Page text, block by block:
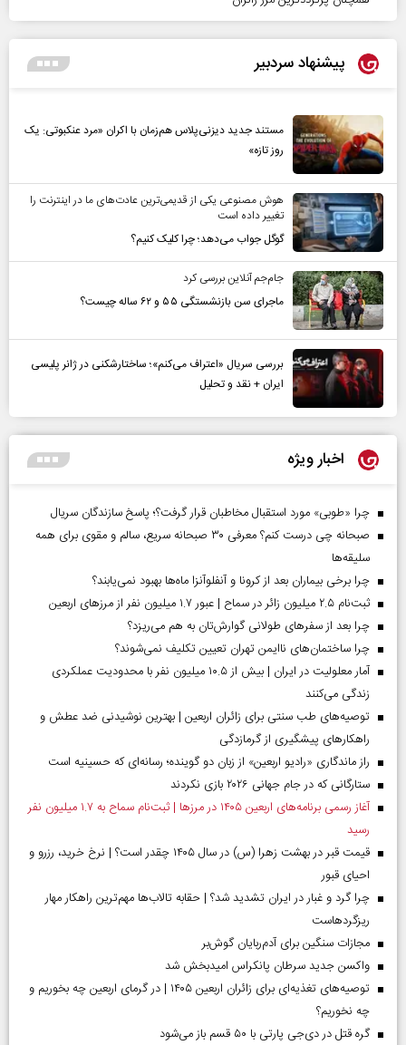
پیشنهاد سردبیر
مستند جدید دیزنی‌پلاس هم‌زمان با اکران «مرد عنکبوتی: یک
روز تازه»
هوش مصنوعی یکی از قدیمی‌ترین عادت‌های ما در اینترنت را
تغییر داده است
گوگل جواب می‌دهد؛ چرا کلیک کنیم؟
جام‌جم آنلاین بررسی کرد
ماجرای سن بازنشستگی ۵۵ و ۶۲ ساله چیست؟
بررسی سریال «اعتراف می‌کنم»؛ ساختارشکنی در ژانر پلیسی
ایران + نقد و تحلیل
اخبار ویژه
چرا «طوبی» مورد استقبال مخاطبان قرار گرفت؟؛ پاسخ سازندگان سریال
صبحانه چی درست کنم؟ معرفی ۳۰ صبحانه سریع، سالم و مقوی برای همه
سلیقه‌ها
چرا برخی بیماران بعد از کرونا و آنفلوآنزا ماه‌ها بهبود نمی‌یابند؟
ثبت‌نام ۲.۵ میلیون زائر در سماح | عبور ۱.۷ میلیون نفر از مرز‌های اربعین
چرا بعد از سفرهای طولانی گوارش‌تان به هم می‌ریزد؟
چرا ساختمان‌های ناایمن تهران تعیین تکلیف نمی‌شوند؟
آمار معلولیت در ایران | بیش از ۱۰.۵ میلیون نفر با محدودیت عملکردی
زندگی می‌کنند
توصیه‌های طب سنتی برای زائران اربعین | بهترین نوشیدنی ضد عطش و
راهکارهای پیشگیری از گرمازدگی
راز ماندگاری «رادیو اربعین» از زبان دو گوینده؛ رسانه‌ای که حسینیه است
ستارگانی که در جام جهانی ۲۰۲۶ بازی نکردند
آغاز رسمی برنامه‌های اربعین ۱۴۰۵ در مرز‌ها | ثبت‌نام سماح به ۱.۷ میلیون نفر
رسید
قیمت قبر در بهشت زهرا (س) در سال ۱۴۰۵ چقدر است؟ | نرخ خرید، رزرو و
احیای قبور
چرا گرد و غبار در ایران تشدید شد؟ | حقابه تالاب‌ها مهم‌ترین راهکار مهار
ریزگردهاست
مجازات سنگین برای آدم‌ربایان گوش‌بر
واکسن جدید سرطان پانکراس امیدبخش شد
توصیه‌های تغذیه‌ای برای زائران اربعین ۱۴۰۵ | در گرمای اربعین چه بخوریم و
چه نخوریم؟
گره قتل در دی‌جی پارتی با ۵۰ قسم باز می‌شود